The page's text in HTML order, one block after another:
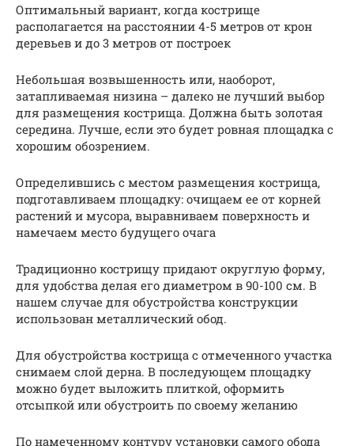
Оптимальный вариант, когда кострище
располагается на расстоянии 4-5 метров от крон
деревьев и до 3 метров от построек
Небольшая возвышенность или, наоборот,
затапливаемая низина – далеко не лучший выбор
для размещения кострища. Должна быть золотая
середина. Лучше, если это будет ровная площадка с
хорошим обозрением.
Определившись с местом размещения кострища,
подготавливаем площадку: очищаем ее от корней
растений и мусора, выравниваем поверхность и
намечаем место будущего очага
Традиционно кострищу придают округлую форму,
для удобства делая его диаметром в 90-100 см. В
нашем случае для обустройства конструкции
использован металлический обод.
Для обустройства кострища с отмеченного участка
снимаем слой дерна. В последующем площадку
можно будет выложить плиткой, оформить
отсыпкой или обустроить по своему желанию
По намеченному контуру установки самого обода